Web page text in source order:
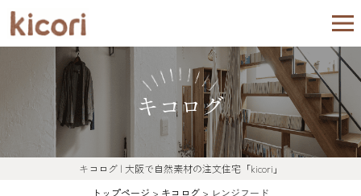
キコログ
キコログ | 大阪で自然素材の注文住宅「kicori」
トップページ > キコログ > レンジフード